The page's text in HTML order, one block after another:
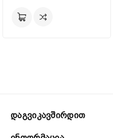
Დაგვიკავშირდით